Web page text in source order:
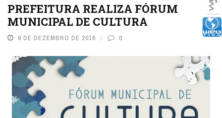
PREFEITURA REALIZA FÓRUM
MUNICIPAL DE CULTURA
9 DE DEZEMBRO DE 2016 0